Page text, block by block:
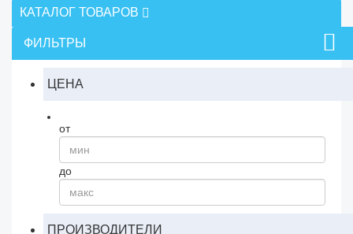
КАТАЛОГ ТОВАРОВ
ФИЛЬТРЫ
ЦЕНА
от
до
ПРОИЗВОДИТЕЛИ